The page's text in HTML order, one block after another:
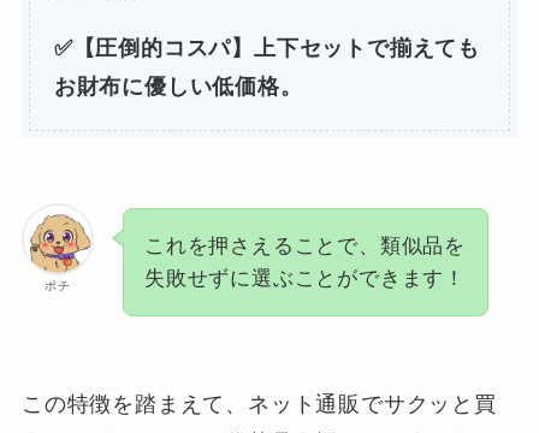
✅【圧倒的コスパ】上下セットで揃えても
お財布に優しい低価格。
ポチ
これを押さえることで、類似品を
失敗せずに選ぶことができます！
この特徴を踏まえて、ネット通販でサクッと買